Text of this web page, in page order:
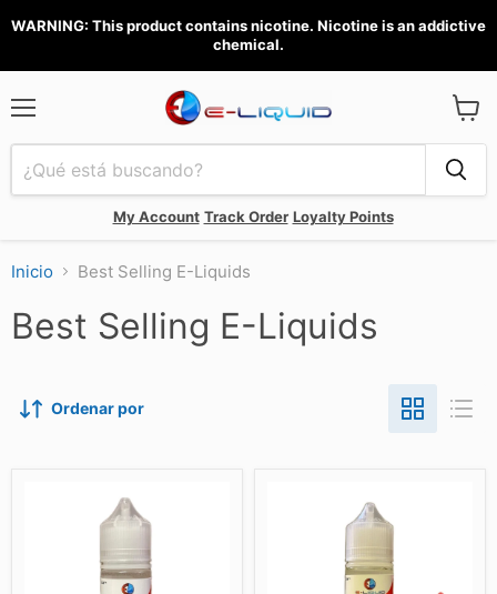
WARNING: This product contains nicotine. Nicotine is an addictive
chemical.
My Account Track Order Loyalty Points
carrito
Inicio Best Selling E-Liquids
Best Selling E-Liquids
Ordenar por